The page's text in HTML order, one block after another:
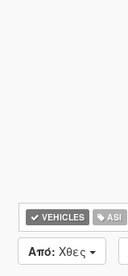
VEHICLES ASI
Από: Χθες